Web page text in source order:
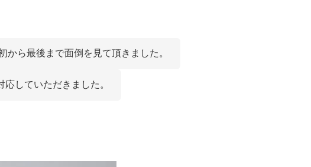
ら最後まで面倒を見て頂きました。
していただきました。